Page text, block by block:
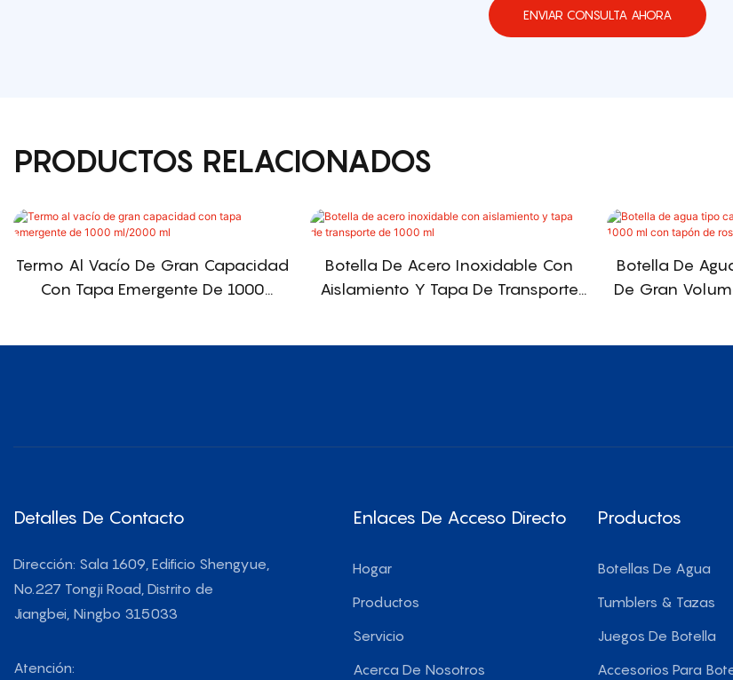
ENVIAR CONSULTA AHORA
PRODUCTOS RELACIONADOS
Termo Al Vacío De Gran Capacidad
Con Tapa Emergente De 1000
Botella De Acero Inoxidable Con
Aislamiento Y Tapa De Transporte
Botella De
De Gran
Detalles De Contacto
Dirección: Sala 1609, Edificio Shengyue,
No.227 Tongji Road, Distrito de
Jiangbei, Ningbo 315033
Atención:
Enlaces De Acceso Directo
Hogar
Productos
Servicio
Acerca De Nosotros
Productos
Botellas De Agua
Tumblers & Tazas
Juegos De Botella
Accesorios Para